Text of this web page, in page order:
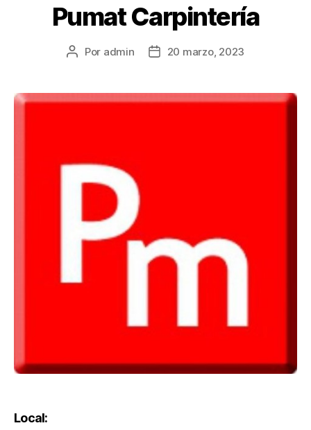
Pumat Carpintería
Por admin 20 marzo, 2023
Local: